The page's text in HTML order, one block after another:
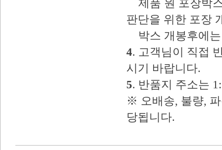
제품 원 포장박
판단을 위한 포장
박스 개봉후에는
4. 고객님이 직접
시기 바랍니다.
5. 반품지 주소는
※ 오배송, 불량,
당됩니다.